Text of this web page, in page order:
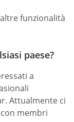
funzionalità
paese?
a
Attualmente ci
membri